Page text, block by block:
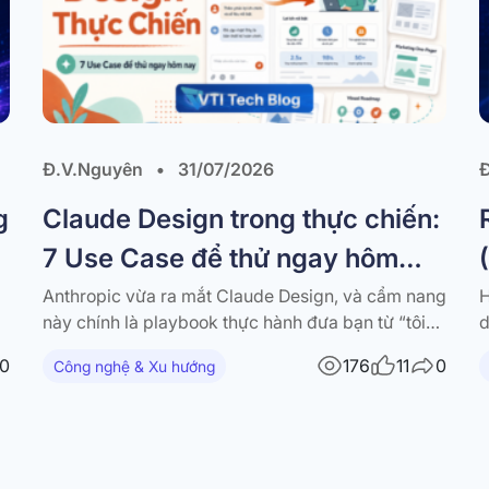
0
Đ.V.Nguyên • 31/07/2026
Claude Design trong thực chiến:
7 Use Case để thử ngay hôm
nay
Anthropic vừa ra mắt Claude Design, và cẩm nang
này chính là playbook thực hành đưa bạn từ “tôi
được hôm nay”. Tài liệu tập hợp 7 workflow dùng-
Công nghệ & Xu hướng 176 11 0